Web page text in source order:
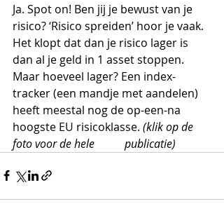
Ja. Spot on! Ben jij je bewust van je
risico? ‘Risico spreiden’ hoor je vaak.
Het klopt dat dan je risico lager is
dan al je geld in 1 asset stoppen.
Maar hoeveel lager? Een index-
tracker (een mandje met aandelen)
heeft meestal nog de op-een-na
hoogste EU risicoklasse. (klik op de
foto voor de hele 	publicatie)